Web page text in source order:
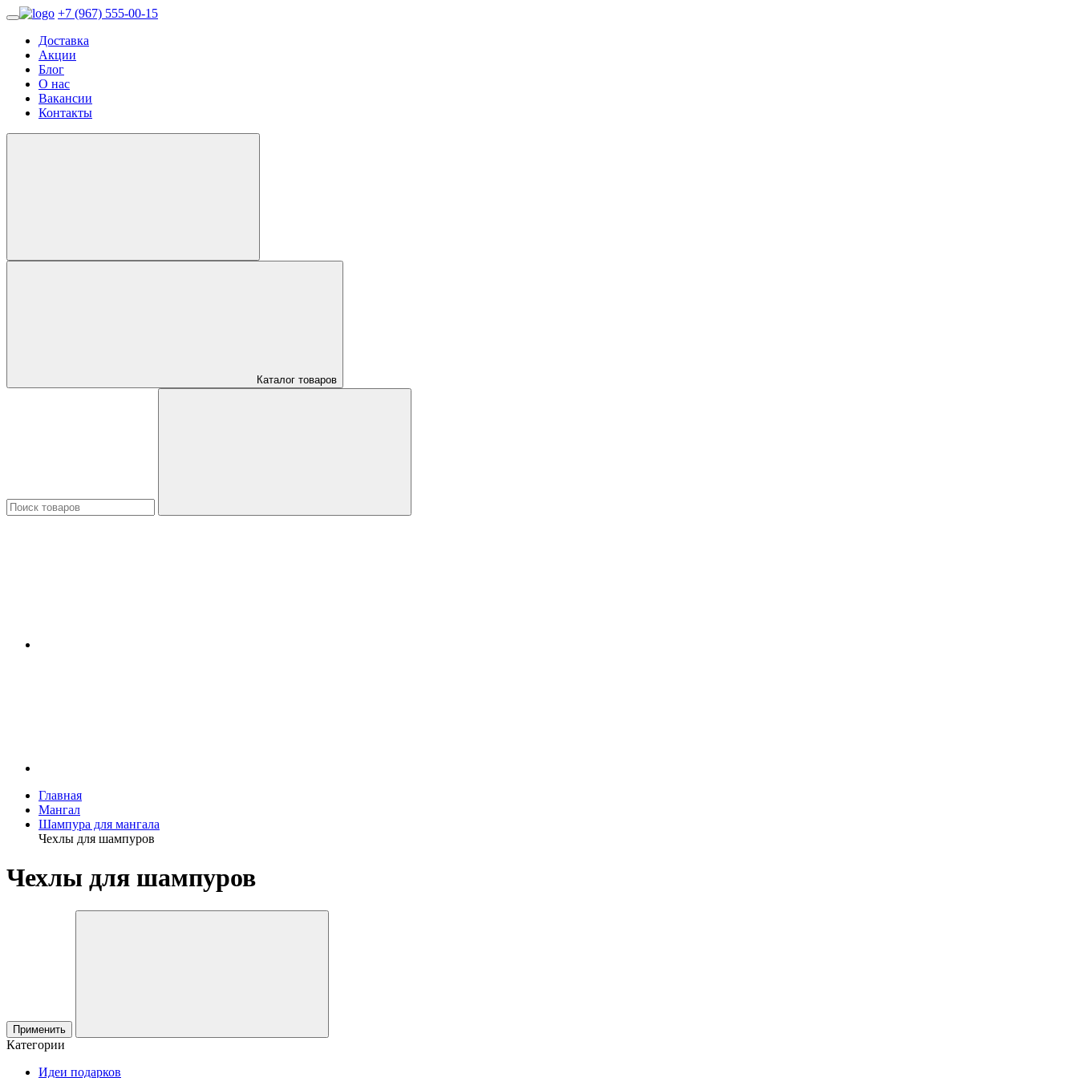
+7 (967) 555-00-15
Доставка
Акции
Блог
О нас
Вакансии
Контакты
Каталог товаров
Главная
Мангал
Шампура для мангала
Чехлы для шампуров
Чехлы для шампуров
Применить
Категории
Идеи подарков